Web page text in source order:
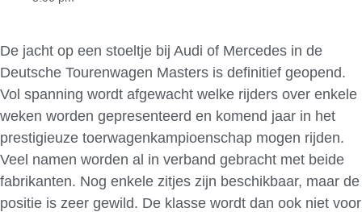
De jacht op een stoeltje bij Audi of Mercedes in de
Deutsche Tourenwagen Masters is definitief geopend.
Vol spanning wordt afgewacht welke rijders over enkele
weken worden gepresenteerd en komend jaar in het
prestigieuze toerwagenkampioenschap mogen rijden.
Veel namen worden al in verband gebracht met beide
fabrikanten. Nog enkele zitjes zijn beschikbaar, maar de
positie is zeer gewild. De klasse wordt dan ook niet voor